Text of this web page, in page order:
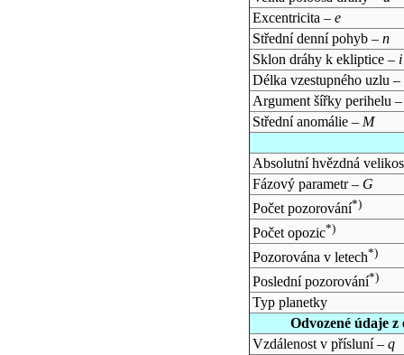
Excentricita – e
Střední denní pohyb – n
Sklon dráhy k ekliptice – i
Délka vzestupného uzlu –
Argument šířky perihelu
Střední anomálie – M
Absolutní hvězdná
Fázový parametr – G
Počet pozorování*)
Počet opozic*)
Pozorována v letech*)
Poslední pozorování*)
Typ planetky
Odvozené údaje
Vzdálenost v přísluní – q